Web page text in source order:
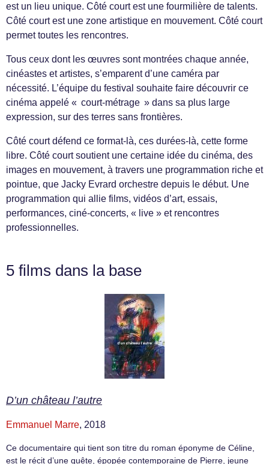
est un lieu unique. Côté court est une fourmilière de talents.
Côté court est une zone artistique en mouvement. Côté court
permet toutes les rencontres.
Tous ceux dont les œuvres sont montrées chaque année,
cinéastes et artistes, s’emparent d’une caméra par
nécessité. L’équipe du festival souhaite faire découvrir ce
cinéma appelé « court-métrage » dans sa plus large
expression, sur des terres sans frontières.
Côté court défend ce format-là, ces durées-là, cette forme
libre. Côté court soutient une certaine idée du cinéma, des
images en mouvement, à travers une programmation riche et
pointue, que Jacky Evrard orchestre depuis le début. Une
programmation qui allie films, vidéos d’art, essais,
performances, ciné-concerts, « live » et rencontres
professionnelles.
5 films dans la base
D’un château l’autre
Emmanuel Marre, 2018
Ce documentaire qui tient son titre du roman éponyme de Céline,
est le récit d’une quête, épopée contemporaine de Pierre, jeune